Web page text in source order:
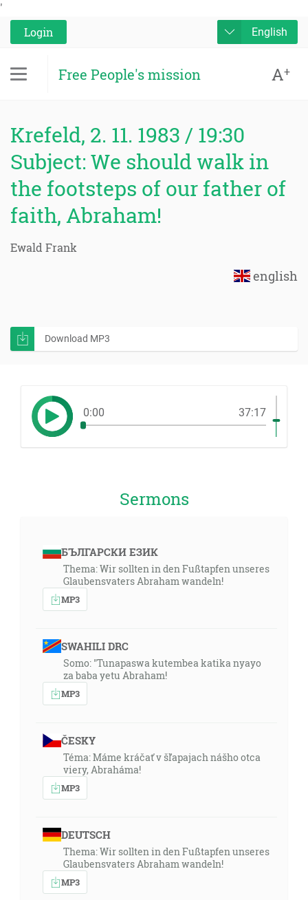
'
Login
English
Free People's mission A+
Krefeld, 2. 11. 1983 / 19:30
Subject: We should walk in
the footsteps of our father of
faith, Abraham!
Ewald Frank
english
Download MP3
0:00 37:17
Sermons
БЪЛГАРСКИ ЕЗИК
Thema: Wir sollten in den Fußtapfen unseres
Glaubensvaters Abraham wandeln!
MP3
SWAHILI DRC
Somo: "Tunapaswa kutembea katika nyayo
za baba yetu Abraham!
MP3
ČESKY
Téma: Máme kráčať v šľapajach nášho otca
viery, Abraháma!
MP3
DEUTSCH
Thema: Wir sollten in den Fußtapfen unseres
Glaubensvaters Abraham wandeln!
MP3